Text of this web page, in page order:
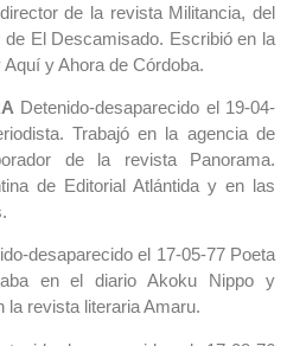
de la revista Militancia, del
El Descamisado. Escribió en la
y Ahora de Córdoba.
Detenido-desaparecido el 19-04-
Trabajó en la agencia de
de la revista Panorama.
de Editorial Atlántida y en las
desaparecido el 17-05-77 Poeta
en el diario Akoku Nippo y
la revista literaria Amaru.